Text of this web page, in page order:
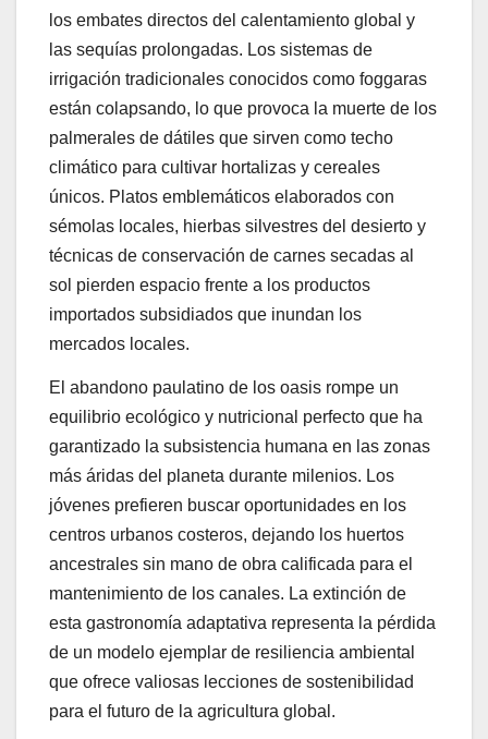
los embates directos del calentamiento global y
las sequías prolongadas. Los sistemas de
irrigación tradicionales conocidos como foggaras
están colapsando, lo que provoca la muerte de los
palmerales de dátiles que sirven como techo
climático para cultivar hortalizas y cereales
únicos. Platos emblemáticos elaborados con
sémolas locales, hierbas silvestres del desierto y
técnicas de conservación de carnes secadas al
sol pierden espacio frente a los productos
importados subsidiados que inundan los
mercados locales.
El abandono paulatino de los oasis rompe un
equilibrio ecológico y nutricional perfecto que ha
garantizado la subsistencia humana en las zonas
más áridas del planeta durante milenios. Los
jóvenes prefieren buscar oportunidades en los
centros urbanos costeros, dejando los huertos
ancestrales sin mano de obra calificada para el
mantenimiento de los canales. La extinción de
esta gastronomía adaptativa representa la pérdida
de un modelo ejemplar de resiliencia ambiental
que ofrece valiosas lecciones de sostenibilidad
para el futuro de la agricultura global.